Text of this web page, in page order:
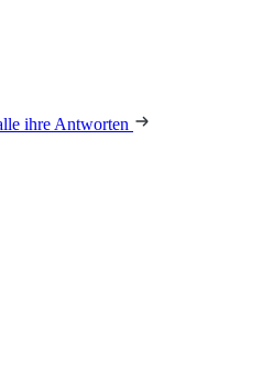
ihre Antworten